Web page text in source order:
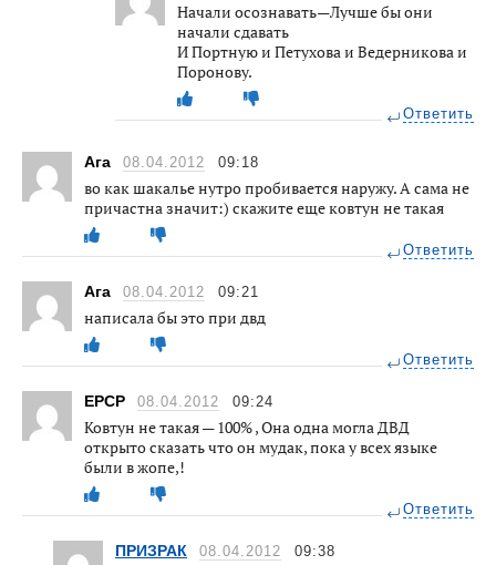
Начали осознавать—Лучше бы они
начали сдавать
И Портную и Петухова и Ведерникова и
Поронову.
Ответить
Ага 08.04.2012 09:18
во как шакалье нутро пробивается наружу. А сама не
причастна значит:) скажите еще ковтун не такая
Ответить
Ага 08.04.2012 09:21
написала бы это при двд
Ответить
ЕРСР 08.04.2012 09:24
Ковтун не такая — 100% , Она одна могла ДВД
открыто сказать что он мудак, пока у всех языке
были в жопе,!
Ответить
ПРИЗРАК 08.04.2012 09:38